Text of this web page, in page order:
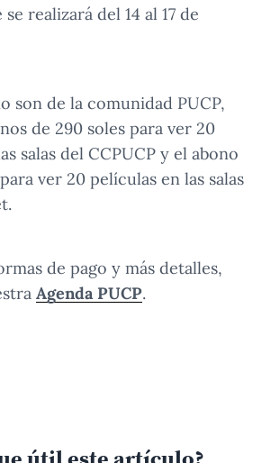
se realizará del 14 al 17 de
son de la comunidad PUCP,
de 290 soles para ver 20
salas del CCPUCP y el abono
ver 20 películas en las salas
de pago y más detalles,
Agenda PUCP.